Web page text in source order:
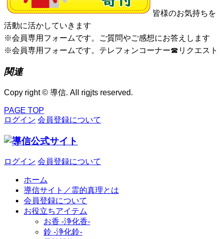
皆様のお気持ちを
活動に活かしていきます
※会員専用フォームです。ご質問やご感想にお答えします
※会員専用フォームです。テレフォンコーナー☎リクエスト
関連
Copy right © 導信. All rigjts reserved.
PAGE TOP
ログイン 会員登録について
ログイン 会員登録について
ホーム
導信サイト／霊的真理とは
会員登録について
お役立ちアイテム
お香 ‐浄化香‐
鈴 ‐浄化鈴‐